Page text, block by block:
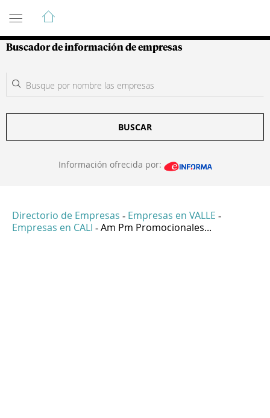
Guía de Empresas Colombianas
Buscador de información de empresas
BUSCAR
Información ofrecida por:
Directorio de Empresas - Empresas en VALLE -
Empresas en CALI - Am Pm Promocionales...